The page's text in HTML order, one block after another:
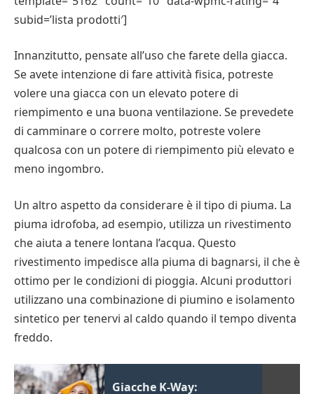
subid=’lista prodotti′]
Innanzitutto, pensate all’uso che farete della giacca.
Se avete intenzione di fare attività fisica, potreste
volere una giacca con un elevato potere di
riempimento e una buona ventilazione. Se prevedete
di camminare o correre molto, potreste volere
qualcosa con un potere di riempimento più elevato e
meno ingombro.
Un altro aspetto da considerare è il tipo di piuma. La
piuma idrofoba, ad esempio, utilizza un rivestimento
che aiuta a tenere lontana l’acqua. Questo
rivestimento impedisce alla piuma di bagnarsi, il che è
ottimo per le condizioni di pioggia. Alcuni produttori
utilizzano una combinazione di piumino e isolamento
sintetico per tenervi al caldo quando il tempo diventa
freddo.
Giacche K-Way: